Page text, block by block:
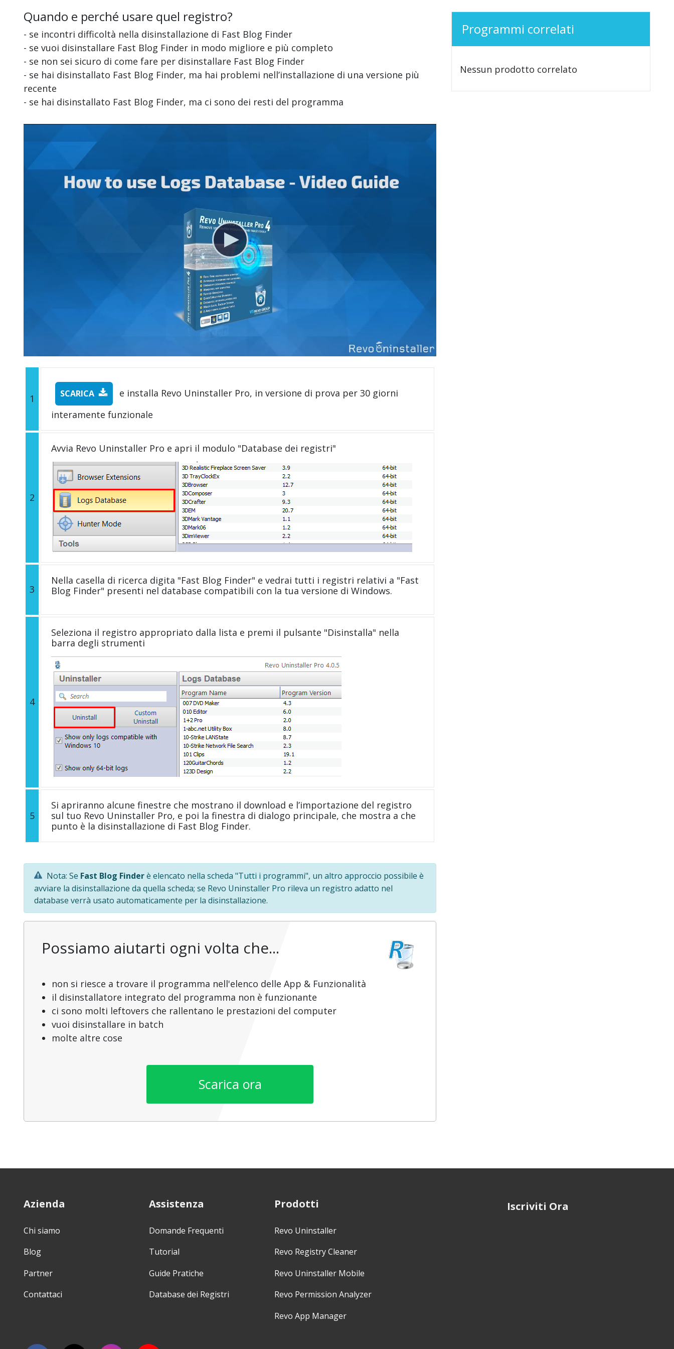
Quando e perché usare quel registro?
- se incontri difficoltà nella disinstallazione di Fast Blog Finder
- se vuoi disinstallare Fast Blog Finder in modo migliore e più completo
- se non sei sicuro di come fare per disinstallare Fast Blog Finder
- se hai disinstallato Fast Blog Finder, ma hai problemi nell’installazione di una versione più
recente
- se hai disinstallato Fast Blog Finder, ma ci sono dei resti del programma
1 SCARICA
e installa Revo Uninstaller Pro, in versione di prova per 30 giorni
interamente funzionale
2
Avvia Revo Uninstaller Pro e apri il modulo "Database dei registri"
3
Nella casella di ricerca digita "Fast Blog Finder" e vedrai tutti i registri relativi a "Fast
Blog Finder" presenti nel database compatibili con la tua versione di Windows.
4
Seleziona il registro appropriato dalla lista e premi il pulsante "Disinstalla" nella
barra degli strumenti
5
Si apriranno alcune finestre che mostrano il download e l’importazione del registro
sul tuo Revo Uninstaller Pro, e poi la finestra di dialogo principale, che mostra a che
punto è la disinstallazione di Fast Blog Finder.
Nota: Se Fast Blog Finderè elencato nella scheda "Tutti i programmi", un altro approccio possibile è
avviare la disinstallazione da quella scheda; se Revo Uninstaller Pro rileva un registro adatto nel
database verrà usato automaticamente per la disinstallazione.
Possiamo aiutarti ogni volta che...
non si riesce a trovare il programma nell'elenco delle App & Funzionalità
il disinstallatore integrato del programma non è funzionante
ci sono molti leftovers che rallentano le prestazioni del computer
vuoi disinstallare in batch
molte altre cose
Scarica ora
Programmi correlati
Nessun prodotto correlato
Azienda
Chi siamo
Blog
Partner
Contattaci
Assistenza
Domande Frequenti
Tutorial
Guide Pratiche
Database dei Registri
Prodotti
Revo Uninstaller
Revo Registry Cleaner
Revo Uninstaller Mobile
Revo Permission Analyzer
Revo App Manager
Iscriviti Ora